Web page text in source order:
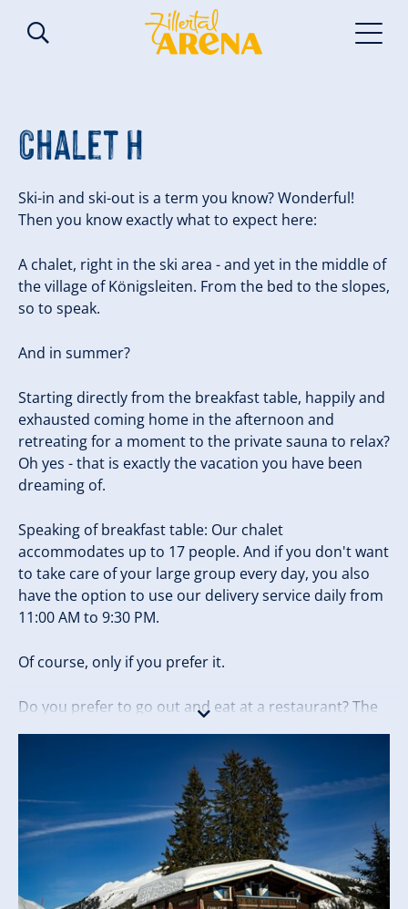
Chalet H
Ski-in and ski-out is a term you know? Wonderful!
Then you know exactly what to expect here:
A chalet, right in the ski area - and yet in the middle of
the village of Königsleiten. From the bed to the slopes,
so to speak.
And in summer?
Starting directly from the breakfast table, happily and
exhausted coming home in the afternoon and
retreating for a moment to the private sauna to relax?
Oh yes - that is exactly the vacation you have been
dreaming of.
Speaking of breakfast table: Our chalet
accommodates up to 17 people. And if you don't want
to take care of your large group every day, you also
have the option to use our delivery service daily from
11:00 AM to 9:30 PM.
Of course, only if you prefer it.
Do you prefer to go out and eat at a restaurant? The
Info & Reservation: The Alpenwelt Resort****s Tel.
+43 (0) 6564/8282
rezeption@alpenwelt.net
www.alpenwelt.net.